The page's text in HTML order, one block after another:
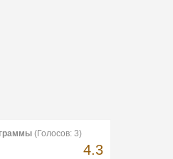
(Голосов: 3)
4.3